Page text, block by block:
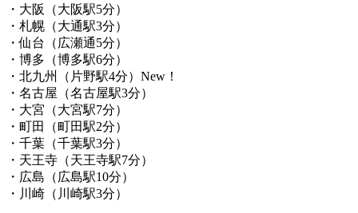
・大阪（大阪駅5分）
・札幌（大通駅3分）
・仙台（広瀬通5分）
・博多（博多駅6分）
・北九州（片野駅4分）New！
・名古屋（名古屋駅3分）
・大宮（大宮駅7分）
・町田（町田駅2分）
・千葉（千葉駅3分）
・天王寺（天王寺駅7分）
・広島（広島駅10分）
・川崎（川崎駅3分）